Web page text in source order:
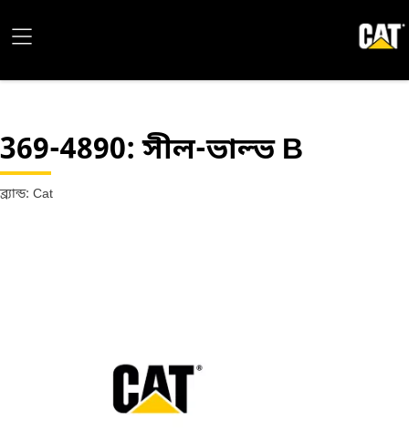
369-4890: সীল-ভাল্ভ B
ব্র্যান্ড: Cat